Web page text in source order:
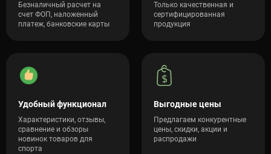
Безналичный расчет на
счет ФОП, наложенный
платеж, банковские карты
Только качественная и
сертифицированная
продукция
Удобный функционал
Характеристики, отзывы,
сравнение и обзоры
новинок товаров для
спорта
Выгодные цены
Предлагаем конкурентные
цены, скидки, акции и
распродажи